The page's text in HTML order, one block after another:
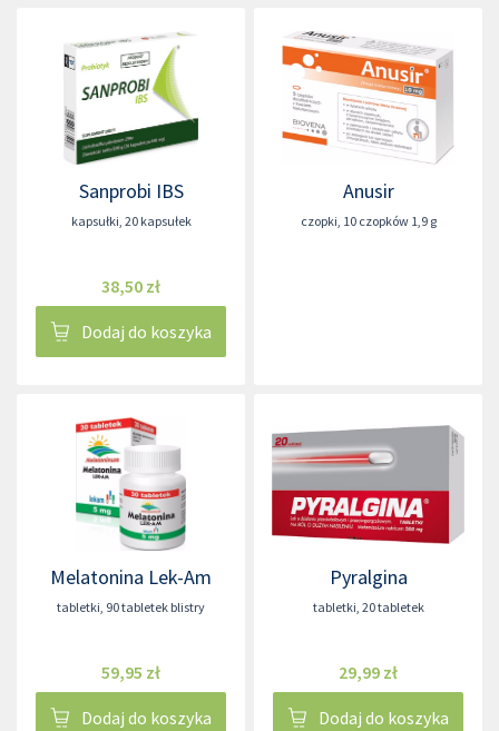
Sanprobi IBS
kapsułki, 20 kapsułek
38,50 zł
Dodaj do koszyka
Anusir
czopki, 10 czopków 1,9 g
Melatonina Lek-Am
tabletki, 90 tabletek blistry
59,95 zł
Dodaj do koszyka
Pyralgina
tabletki, 20 tabletek
29,99 zł
Dodaj do koszyka